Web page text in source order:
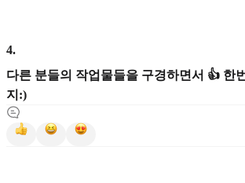
4.
다른 분들의 작업물들을 구경하면서 👍 한
지:)